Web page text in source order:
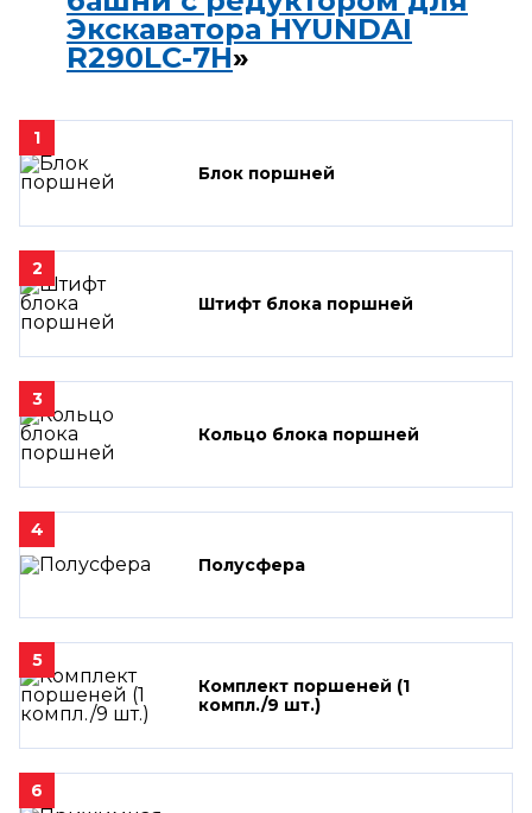
Экскаватора HYUNDAI
R290LC-7H»
1
Блок поршней
2
Штифт блока поршней
3
Кольцо блока поршней
4
Полусфера
5
Комплект поршеней (1
компл./9 шт.)
6